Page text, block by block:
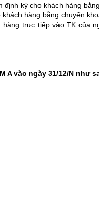
kỳ cho khách hàng
hàng bằng chuyển
hàng trực tiếp vào TK của
A vào ngày 31/12/N như